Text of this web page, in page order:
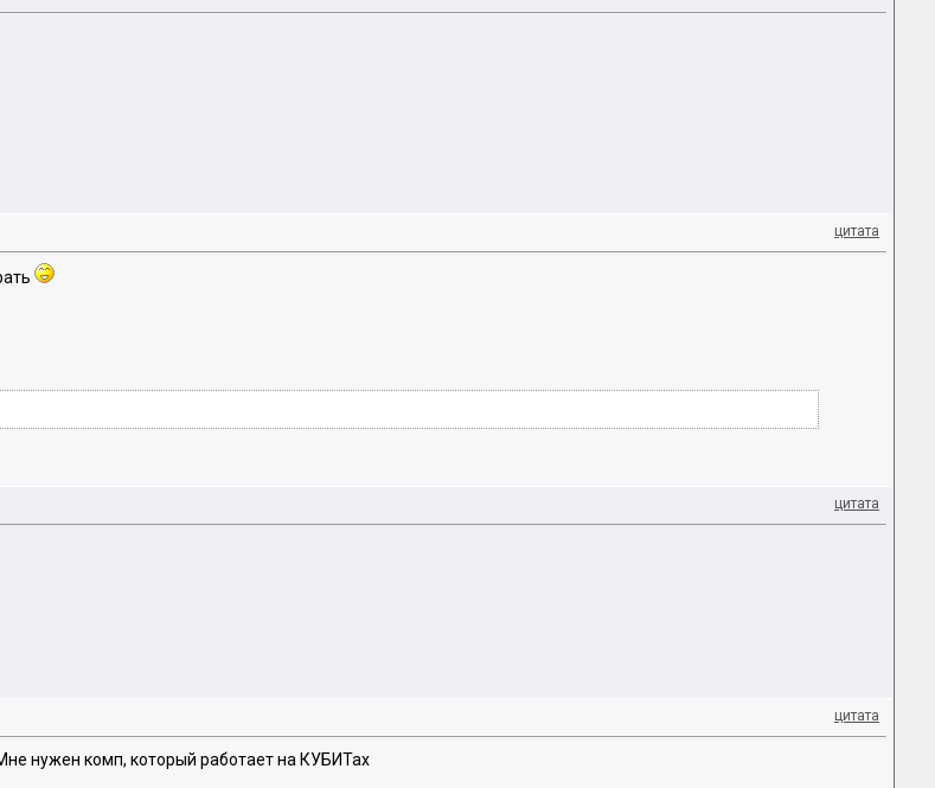
цитата
цитата
цитата
нужен комп, который работает на КУБИТах